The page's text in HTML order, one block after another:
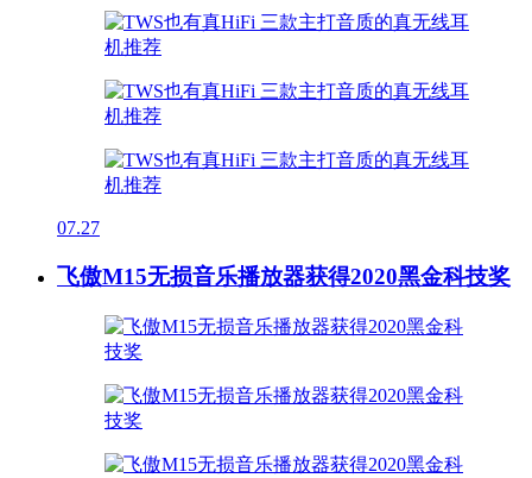
07.27
飞傲M15无损音乐播放器获得2020黑金科技奖